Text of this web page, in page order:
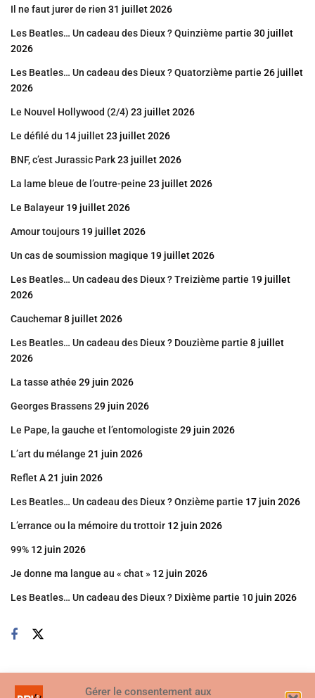
Gérer le consentement aux
Il ne faut jurer de rien 31 juillet 2026
Les Beatles… Un cadeau des Dieux ? Quinzième partie 30 juillet
2026
Les Beatles… Un cadeau des Dieux ? Quatorzième partie 26 juillet
2026
Le Nouvel Hollywood (2/4) 23 juillet 2026
Le défilé du 14 juillet23 juillet 2026
BNF, c’est Jurassic Park23 juillet 2026
La lame bleue de l’outre-peine 23 juillet 2026
Le Balayeur 19 juillet 2026
Amour toujours 19 juillet 2026
Un cas de soumission magique 19 juillet 2026
Les Beatles… Un cadeau des Dieux ? Treizième partie 19 juillet
2026
Cauchemar8 juillet 2026
Les Beatles… Un cadeau des Dieux ? Douzième partie 8 juillet
2026
La tasse athée 29 juin 2026
Georges Brassens29 juin 2026
Le Pape, la gauche et l’entomologiste 29 juin 2026
L’art du mélange 21 juin 2026
Reflet A21 juin 2026
Les Beatles… Un cadeau des Dieux ? Onzième partie 17 juin 2026
L’errance ou la mémoire du trottoir 12 juin 2026
99% 12 juin 2026
Je donne ma langue au « chat » 12 juin 2026
Les Beatles… Un cadeau des Dieux ? Dixième partie 10 juin 2026